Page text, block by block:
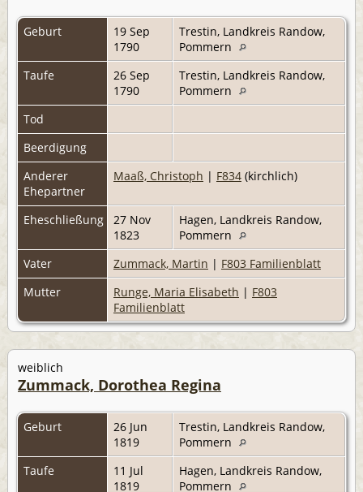
Geburt
19 Sep
1790
Trestin, Landkreis Randow,
Pommern
Taufe
26 Sep
1790
Trestin, Landkreis Randow,
Pommern
Tod
Beerdigung
Anderer
Ehepartner
Maaß, Christoph | F834 (kirchlich)
Eheschließung
27 Nov
1823
Hagen, Landkreis Randow,
Pommern
Vater
Zummack, Martin | F803 Familienblatt
Mutter
Runge, Maria Elisabeth | F803
Familienblatt
weiblich
Zummack, Dorothea Regina
Geburt
26 Jun
1819
Trestin, Landkreis Randow,
Pommern
Taufe
11 Jul
1819
Hagen, Landkreis Randow,
Pommern